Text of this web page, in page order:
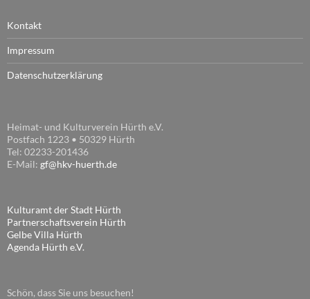
Kontakt
Impressum
Datenschutzerklärung
Heimat- und Kulturverein Hürth e.V.
Postfach 1223 • 50329 Hürth
Tel: 02233-201436
E-Mail: gf@hkv-huerth.de
Kulturamt der Stadt Hürth
Partnerschaftsverein Hürth
Gelbe Villa Hürth
Agenda Hürth e.V.
Schön, dass Sie uns besuchen!